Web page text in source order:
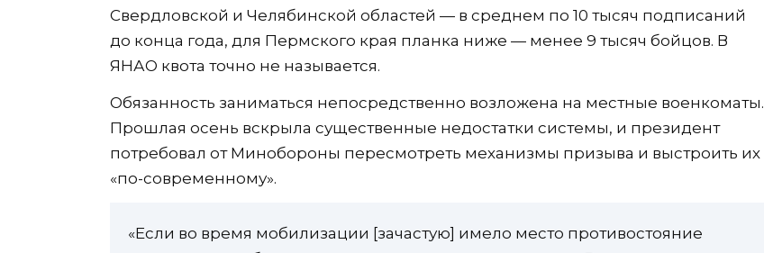
Свердловской и Челябинской областей — в среднем по 10 тысяч подписаний
до конца года, для Пермского края планка ниже — менее 9 тысяч бойцов. В
ЯНАО квота точно не называется.
Обязанность заниматься непосредственно возложена на местные военкоматы.
Прошлая осень вскрыла существенные недостатки системы, и президент
потребовал от Минобороны пересмотреть механизмы призыва и выстроить их
«по-современному».
«Если во время мобилизации [зачастую] имело место противостояние